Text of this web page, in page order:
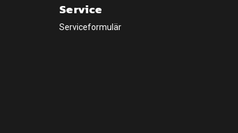
Service
Serviceformulär